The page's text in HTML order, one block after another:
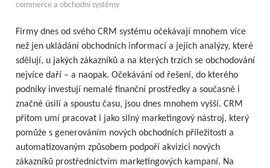
commerce a obchodní systémy
Firmy dnes od svého CRM systému očekávají mnohem více
než jen ukládání obchodních informací a jejich analýzy, které
sdělují, u jakých zákazníků a na kterých trzích se obchodování
nejvíce daří – a naopak. Očekávání od řešení, do kterého
podniky investují nemalé finanční prostředky a současně i
značné úsilí a spoustu času, jsou dnes mnohem vyšší. CRM
přitom umí pracovat i jako silný marketingový nástroj, který
pomůže s generováním nových obchodních příležitostí a
automatizovaným způsobem podpoří akvizici nových
zákazníků prostřednictvím marketingových kampaní. Na